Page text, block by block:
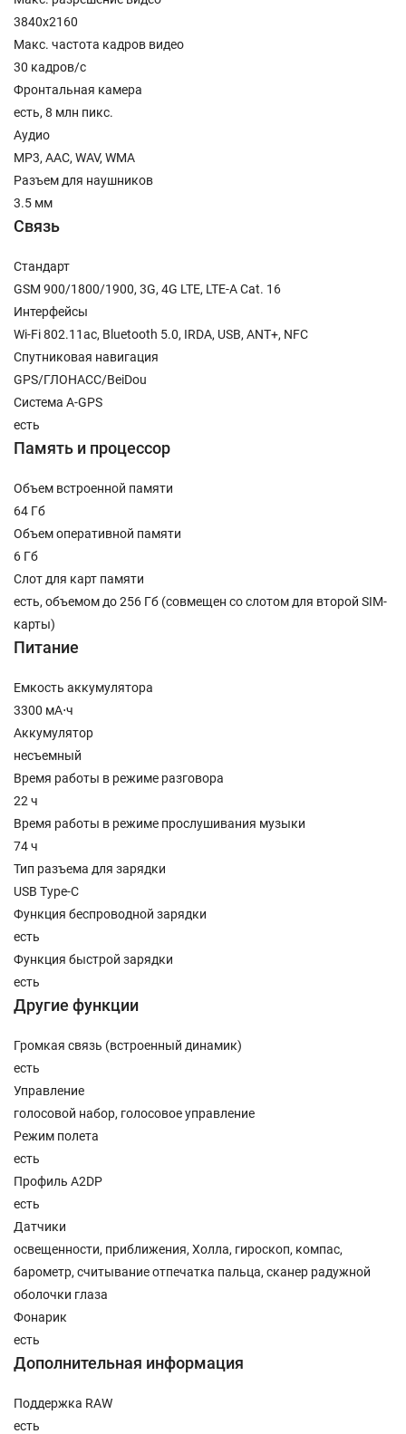
3840x2160
Макс. частота кадров видео
30 кадров/с
Фронтальная камера
есть, 8 млн пикс.
Аудио
MP3, AAC, WAV, WMA
Разъем для наушников
3.5 мм
Связь
Стандарт
GSM 900/1800/1900, 3G, 4G LTE, LTE-A Cat. 16
Интерфейсы
Wi-Fi 802.11ac, Bluetooth 5.0, IRDA, USB, ANT+, NFC
Спутниковая навигация
GPS/ГЛОНАСС/BeiDou
Cистема A-GPS
есть
Память и процессор
Объем встроенной памяти
64 Гб
Объем оперативной памяти
6 Гб
Слот для карт памяти
есть, объемом до 256 Гб (совмещен со слотом для второй SIM-
карты)
Питание
Емкость аккумулятора
3300 мА⋅ч
Аккумулятор
несъемный
Время работы в режиме разговора
22 ч
Время работы в режиме прослушивания музыки
74 ч
Тип разъема для зарядки
USB Type-C
Функция беспроводной зарядки
есть
Функция быстрой зарядки
есть
Другие функции
Громкая связь (встроенный динамик)
есть
Управление
голосовой набор, голосовое управление
Режим полета
есть
Профиль A2DP
есть
Датчики
освещенности, приближения, Холла, гироскоп, компас,
барометр, считывание отпечатка пальца, сканер радужной
оболочки глаза
Фонарик
есть
Дополнительная информация
Поддержка RAW
есть